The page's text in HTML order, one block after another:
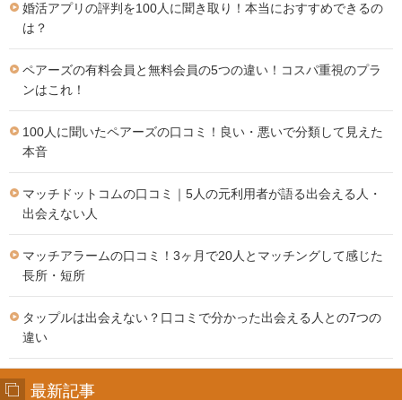
婚活アプリの評判を100人に聞き取り！本当におすすめできるの
は？
ペアーズの有料会員と無料会員の5つの違い！コスパ重視のプラ
ンはこれ！
100人に聞いたペアーズの口コミ！良い・悪いで分類して見えた
本音
マッチドットコムの口コミ｜5人の元利用者が語る出会える人・
出会えない人
マッチアラームの口コミ！3ヶ月で20人とマッチングして感じた
長所・短所
タップルは出会えない？口コミで分かった出会える人との7つの
違い
最新記事